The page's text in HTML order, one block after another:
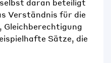
daran beteiligt
Verständnis für die
Gleichberechtigung
Sätze, die